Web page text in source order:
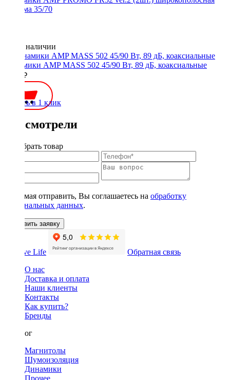
система 35/70
Нет в наличии
Динамики AMP MASS 502 45/90 Вт, 89 дБ, коаксиальные
1950 ₽
Купить в 1 клик
Вы смотрели
Подобрать товар
Нажимая отправить, Вы соглашаетесь на обработку
персональных данных.
Оставить заявку
Обратная связь
О нас
Доставка и оплата
Наши клиенты
Контакты
Как купить?
Бренды
Каталог
Магнитолы
Шумоизоляция
Динамики
Прочее